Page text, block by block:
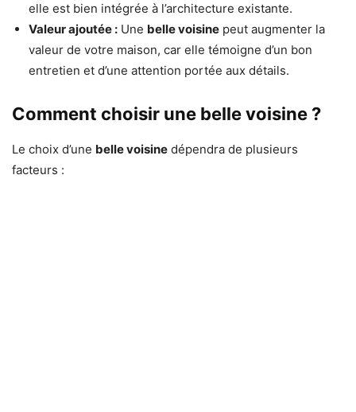
elle est bien intégrée à l’architecture existante.
Valeur ajoutée : Une belle voisine peut augmenter la
valeur de votre maison, car elle témoigne d’un bon
entretien et d’une attention portée aux détails.
Comment choisir une belle voisine ?
Le choix d’une belle voisine dépendra de plusieurs
facteurs :